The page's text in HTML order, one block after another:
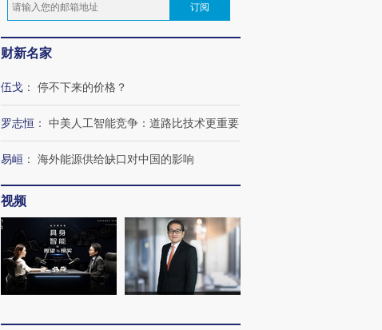
订阅
财新名家
伍戈 ： 停不下来的价格？
罗志恒 ： 中美人工智能竞争：道路比技术更重要
易峘 ： 海外能源供给缺口对中国的影响
视频